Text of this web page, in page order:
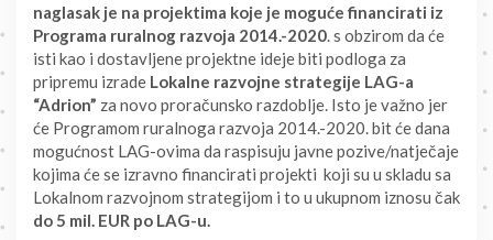
naglasak je na projektima koje je moguće financirati iz
Programa ruralnog razvoja 2014.-2020. s obzirom da će
isti kao i dostavljene projektne ideje biti podloga za
pripremu izrade Lokalne razvojne strategije LAG-a
“Adrion” za novo proračunsko razdoblje. Isto je važno jer
će Programom ruralnoga razvoja 2014.-2020. bit će dana
mogućnost LAG-ovima da raspisuju javne pozive/natječaje
kojima će se izravno financirati projekti koji su u skladu sa
Lokalnom razvojnom strategijom i to u ukupnom iznosu čak
do 5 mil. EUR po LAG-u.